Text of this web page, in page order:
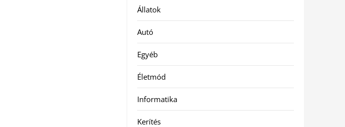
Állatok
Autó
Egyéb
Életmód
Informatika
Kerítés